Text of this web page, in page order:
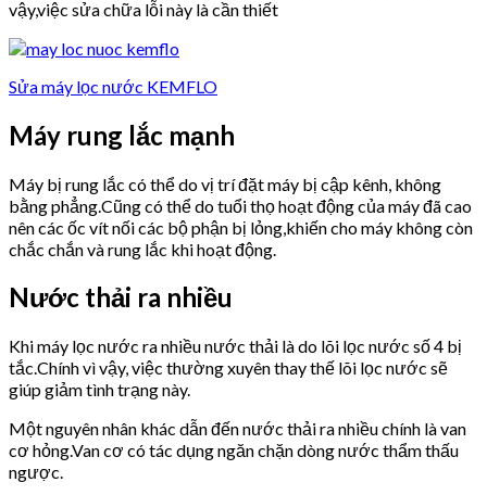
vậy,việc sửa chữa lỗi này là cần thiết
Sửa máy lọc nước KEMFLO
Máy rung lắc mạnh
Máy bị rung lắc có thể do vị trí đặt máy bị cập kênh, không
bằng phẳng.Cũng có thể do tuổi thọ hoạt động của máy đã cao
nên các ốc vít nối các bộ phận bị lỏng,khiến cho máy không còn
chắc chắn và rung lắc khi hoạt động.
Nước thải ra nhiều
Khi máy lọc nước ra nhiều nước thải là do lõi lọc nước số 4 bị
tắc.Chính vì vậy, việc thường xuyên thay thế lõi lọc nước sẽ
giúp giảm tình trạng này.
Một nguyên nhân khác dẫn đến nước thải ra nhiều chính là van
cơ hỏng.Van cơ có tác dụng ngăn chặn dòng nước thẩm thấu
ngược.